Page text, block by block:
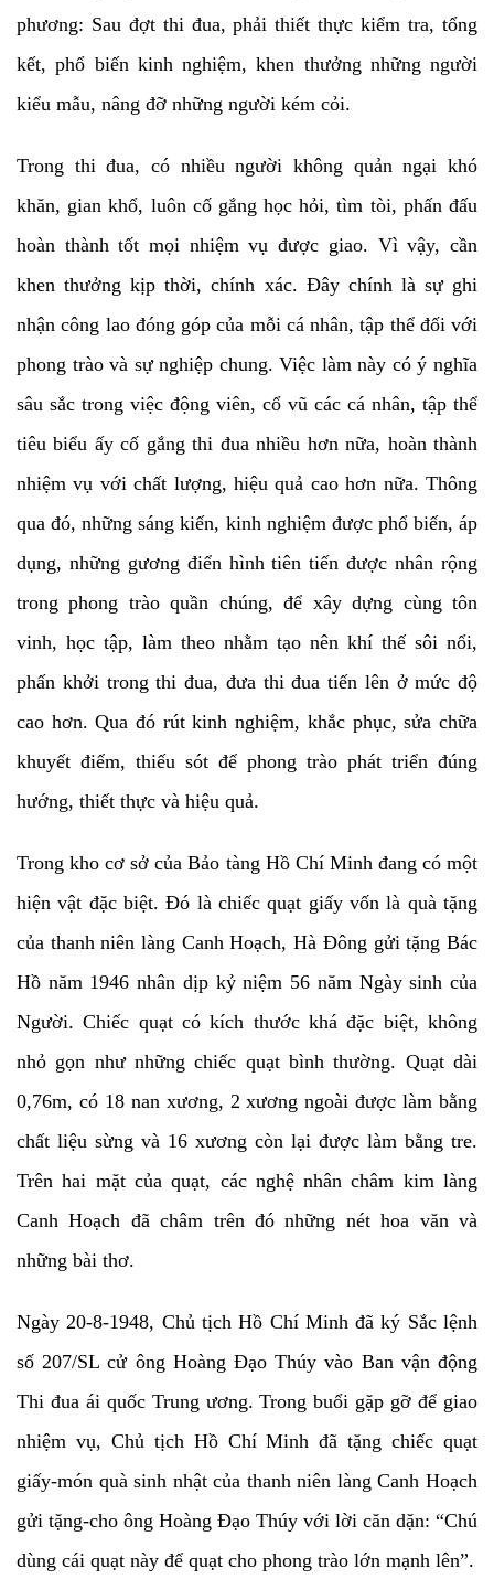
phương: Sau đợt thi đua, phải thiết thực kiểm tra, tổng
kết, phổ biến kinh nghiệm, khen thưởng những người
kiểu mẫu, nâng đỡ những người kém cỏi.
Trong thi đua, có nhiều người không quản ngại khó
khăn, gian khổ, luôn cố gắng học hỏi, tìm tòi, phấn đấu
hoàn thành tốt mọi nhiệm vụ được giao. Vì vậy, cần
khen thưởng kịp thời, chính xác. Đây chính là sự ghi
nhận công lao đóng góp của mỗi cá nhân, tập thể đối với
phong trào và sự nghiệp chung. Việc làm này có ý nghĩa
sâu sắc trong việc động viên, cổ vũ các cá nhân, tập thể
tiêu biểu ấy cố gắng thi đua nhiều hơn nữa, hoàn thành
nhiệm vụ với chất lượng, hiệu quả cao hơn nữa. Thông
qua đó, những sáng kiến, kinh nghiệm được phổ biến, áp
dụng, những gương điển hình tiên tiến được nhân rộng
trong phong trào quần chúng, để xây dựng cùng tôn
vinh, học tập, làm theo nhằm tạo nên khí thế sôi nổi,
phấn khởi trong thi đua, đưa thi đua tiến lên ở mức độ
cao hơn. Qua đó rút kinh nghiệm, khắc phục, sửa chữa
khuyết điểm, thiếu sót để phong trào phát triển đúng
hướng, thiết thực và hiệu quả.
Trong kho cơ sở của Bảo tàng Hồ Chí Minh đang có một
hiện vật đặc biệt. Đó là chiếc quạt giấy vốn là quà tặng
của thanh niên làng Canh Hoạch, Hà Đông gửi tặng Bác
Hồ năm 1946 nhân dịp kỷ niệm 56 năm Ngày sinh của
Người. Chiếc quạt có kích thước khá đặc biệt, không
nhỏ gọn như những chiếc quạt bình thường. Quạt dài
0,76m, có 18 nan xương, 2 xương ngoài được làm bằng
chất liệu sừng và 16 xương còn lại được làm bằng tre.
Trên hai mặt của quạt, các nghệ nhân châm kim làng
Canh Hoạch đã châm trên đó những nét hoa văn và
những bài thơ.
Ngày 20-8-1948, Chủ tịch Hồ Chí Minh đã ký Sắc lệnh
số 207/SL cử ông Hoàng Đạo Thúy vào Ban vận động
Thi đua ái quốc Trung ương. Trong buổi gặp gỡ để giao
nhiệm vụ, Chủ tịch Hồ Chí Minh đã tặng chiếc quạt
giấy-món quà sinh nhật của thanh niên làng Canh Hoạch
gửi tặng-cho ông Hoàng Đạo Thúy với lời căn dặn: “Chú
dùng cái quạt này để quạt cho phong trào lớn mạnh lên”.